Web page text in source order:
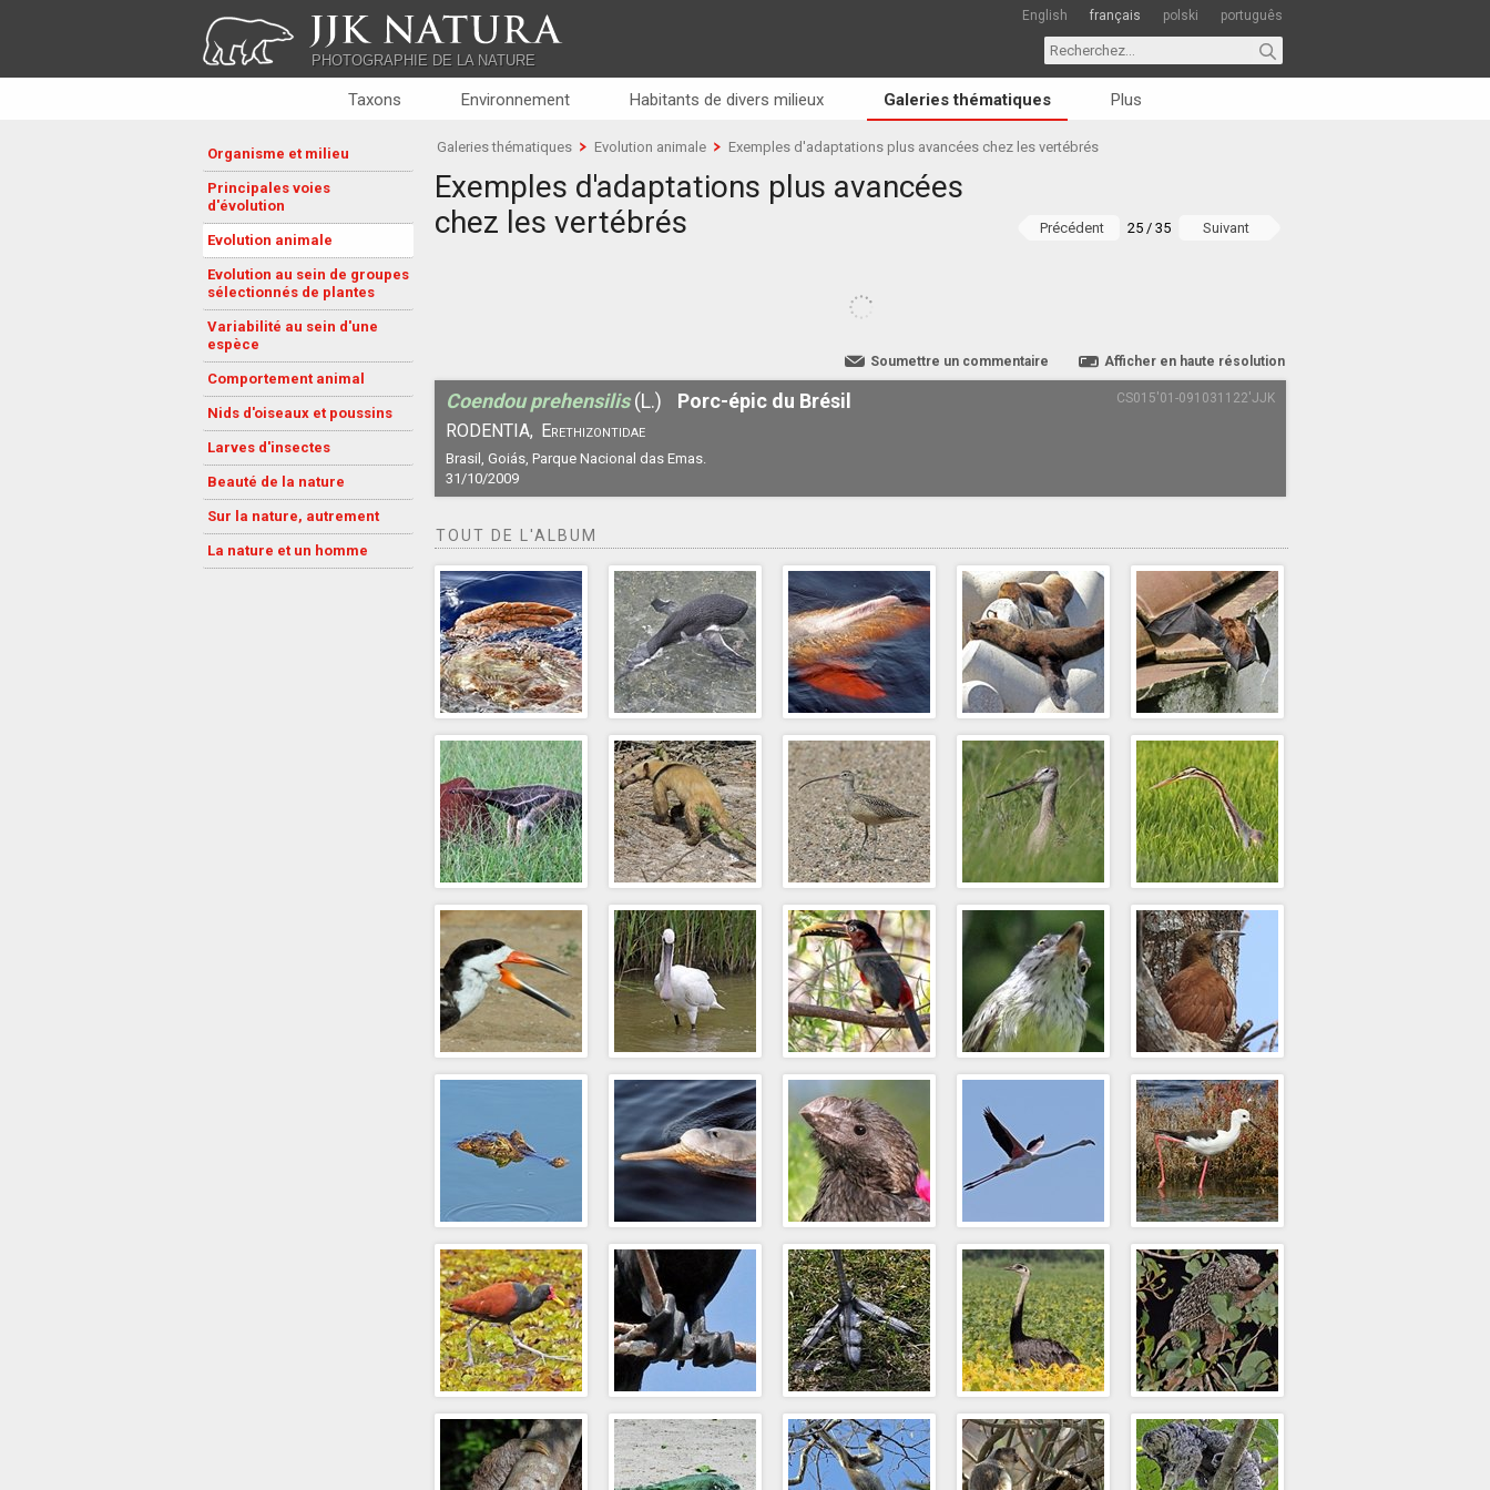
JJK NATURA
PHOTOGRAPHIE DE LA NATURE
English français polski português
Taxons Environnement Habitants de divers milieux Galeries thématiques Plus
Organisme et milieu
Principales voies
d'évolution
Evolution animale
Evolution au sein de groupes
sélectionnés de plantes
Variabilité au sein d'une
espèce
Comportement animal
Nids d'oiseaux et poussins
Larves d'insectes
Beauté de la nature
Sur la nature, autrement
La nature et un homme
Galeries thématiques Evolution animale Exemples d'adaptations plus avancées chez les vertébrés
Exemples d'adaptations plus avancées
chez les vertébrés
Précédent 25 / 35 Suivant
Afficher en haute résolution
Soumettre un commentaire
Coendou prehensilis (L.) Porc-épic du Brésil
RODENTIA, Erethizontidae
Brasil, Goiás, Parque Nacional das Emas.
31/10/2009
CS015'01-091031122'JJK
TOUT DE L'ALBUM